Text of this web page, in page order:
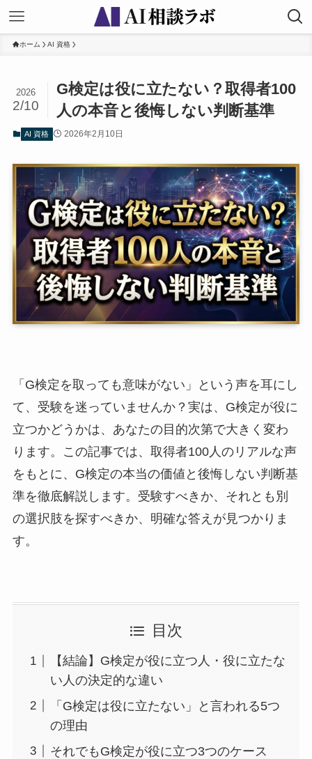
ホーム AI 資格
G検定は役に立たない？取得者100
人の本音と後悔しない判断基準
2026
2/10
AI 資格 2026年2月10日
「G検定を取っても意味がない」という声を耳にし
て、受験を迷っていませんか？実は、G検定が役に
立つかどうかは、あなたの目的次第で大きく変わ
ります。この記事では、取得者100人のリアルな声
をもとに、G検定の本当の価値と後悔しない判断基
準を徹底解説します。受験すべきか、それとも別
の選択肢を探すべきか、明確な答えが見つかりま
す。
目次
【結論】G検定が役に立つ人・役に立たな
い人の決定的な違い
「G検定は役に立たない」と言われる5つ
の理由
それでもG検定が役に立つ3つのケース